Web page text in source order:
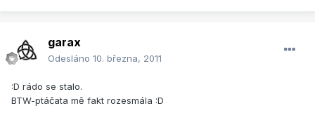
garax
Odesláno 10. března, 2011
:D rádo se stalo.
BTW-ptáčata mě fakt rozesmála :D